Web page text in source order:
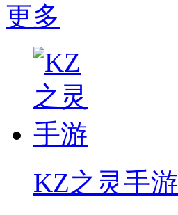
更多
KZ之灵手游